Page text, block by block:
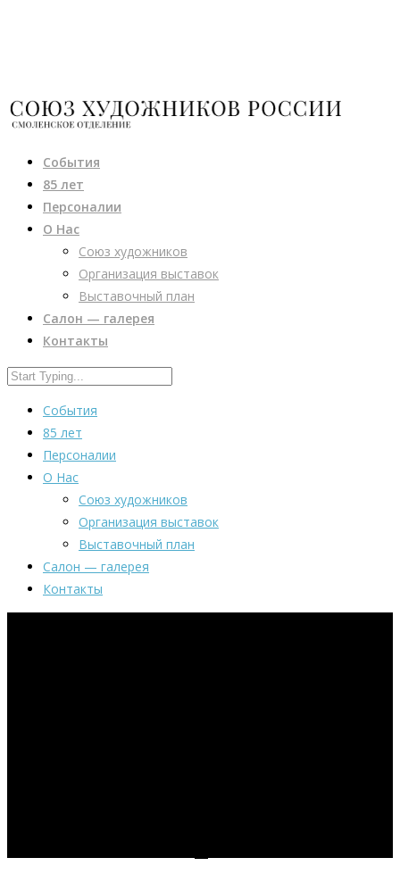
События
85 лет
Персоналии
О Нас
Союз художников
Организация выставок
Выставочный план
Салон — галерея
Контакты
События
85 лет
Персоналии
О Нас
Союз художников
Организация выставок
Выставочный план
Салон — галерея
Контакты